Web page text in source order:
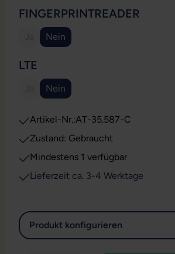
FINGERPRINTREADER
(Diese Option ist zurzeit nicht verfügbar.)
Nein
LTE
(Diese Option ist zurzeit nicht verfügbar.)
Nein
Artikel-Nr.:AT-35.587-C
Zustand: Gebraucht
Mindestens 1 verfügbar
Lieferzeit ca. 3-4 Werktage
Produkt konfigurieren